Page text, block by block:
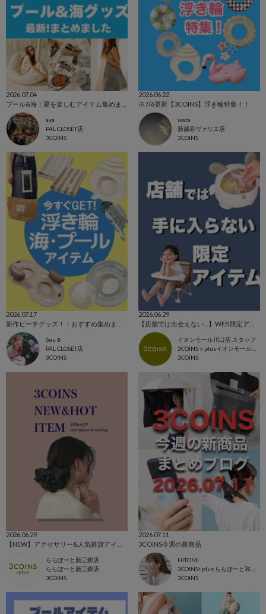
2026.07.04
aya
PAL CLOSET店
3COINS
2026.06.22
※7/6更新【3COINS】浮き輪特集！！
wata
新越谷ヴァリエ店
3COINS
2026.07.17
Suu☺︎
PAL CLOSET店
3COINS
2026.06.29
イオンモール川口店 スタッフ
3COINS
2026.06.29
ららぽーと新三郷店
ららぽーと新三郷店
3COINS
2026.07.11
3COINS今週の新商品
HITOMI
3COINS